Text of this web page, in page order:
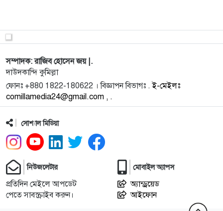
বিসিসির সঙ্গে চুক্তি বাতিল করল নির্বাচন কমিশন
10
ঠাকুরগাঁওয়ে ইত্যাদির শুটিংয়ে কী ঘটেছিল, জানালেন হানিফ
সংকেত
11
গৌরীপুরে ইলেকট্রিক পরিবেশক ঐক্য পরিষদের পরিচিতি ও
আলোচনা সভা
12
দাউদকান্দিতে গৃহবধূর মৃত্যু: পরিকল্পিত হত্যার অভিযোগে
গ্রামব
13
সম্পাদক: রাজিব হোসেন জয় |.
দাউদকান্দি কুমিল্লা
ফোনঃ +880 1822-180622 । বিজ্ঞাপন বিভাগঃ .ই-মেইলঃ
comillamedia24@gmail.com , .
সোশ্যাল মিডিয়া
নিউজলেটার
প্রতিদিন মেইলে আপডেট
পেতে সাবস্ক্রাইব করুন।
মোবাইল অ্যাপস
অ্যান্ড্রয়েড
আইফোন